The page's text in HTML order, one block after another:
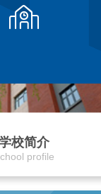
校简介
profile